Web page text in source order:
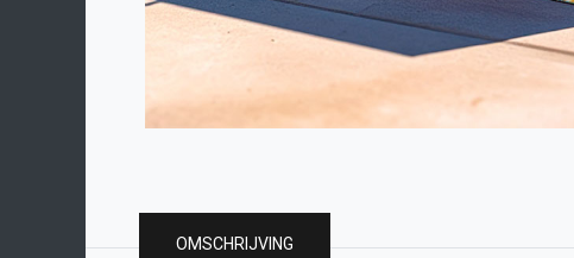
OMSCHRIJVING